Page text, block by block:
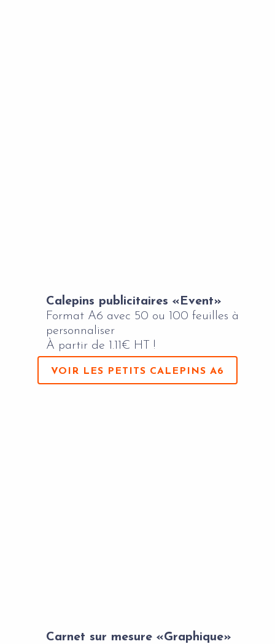
Calepins publicitaires «Event»
Format A6 avec 50 ou 100 feuilles à
personnaliser
À partir de 1.11€ HT !
VOIR LES PETITS CALEPINS A6
Carnet sur mesure «Graphique»